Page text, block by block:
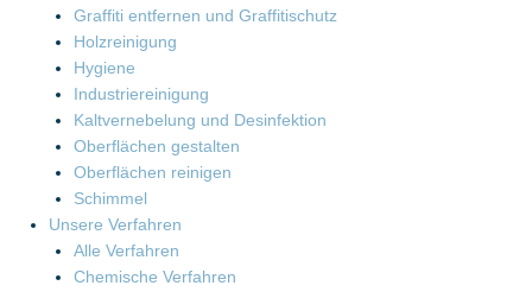
Graffiti entfernen und Graffitischutz
Holzreinigung
Hygiene
Industriereinigung
Kaltvernebelung und Desinfektion
Oberflächen gestalten
Oberflächen reinigen
Schimmel
Unsere Verfahren
Alle Verfahren
Chemische Verfahren